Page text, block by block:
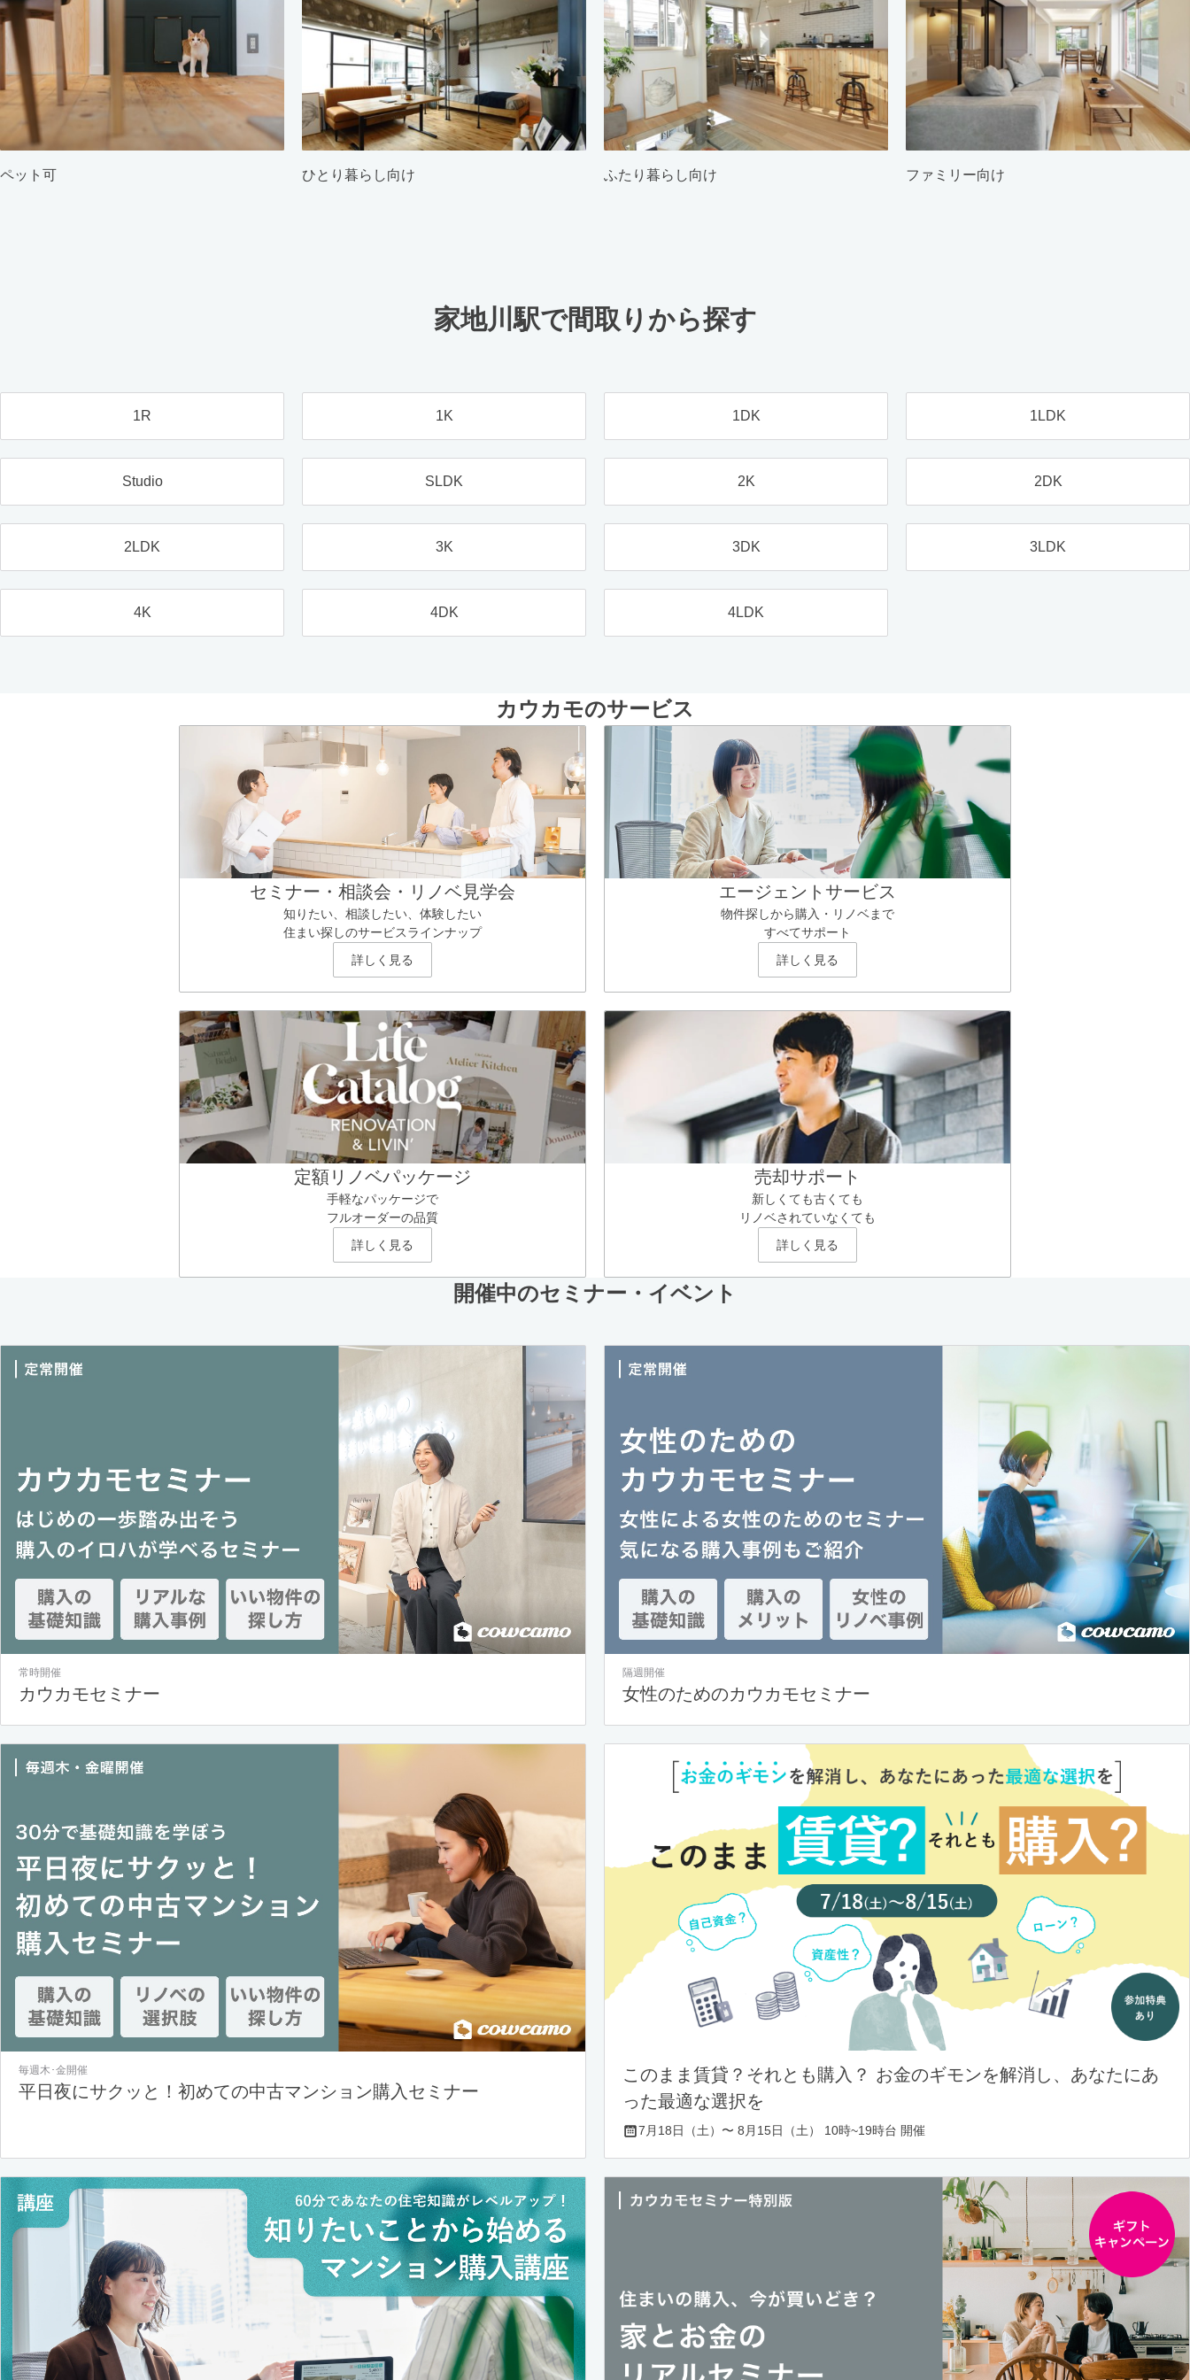
ペット可 ひとり暮らし向け ふたり暮らし向け ファミリー向け
家地川駅で間取りから探す
1R 1K 1DK 1LDK
Studio SLDK 2K 2DK
2LDK 3K 3DK 3LDK
4K 4DK 4LDK
カウカモのサービス
セミナー・相談会・リノベ見学会
知りたい、相談したい、体験したい
住まい探しのサービスラインナップ
詳しく見る
エージェントサービス
物件探しから購入・リノベまで
すべてサポート
詳しく見る
定額リノベパッケージ
手軽なパッケージで
フルオーダーの品質
詳しく見る
売却サポート
新しくても古くても
リノベされていなくても
詳しく見る
開催中のセミナー・イベント
常時開催
カウカモセミナー
隔週開催
女性のためのカウカモセミナー
毎週木･金開催
平日夜にサクッと！初めての中古マンション購入セミナー
このまま賃貸？それとも購入？ お金のギモンを解消し、あなたにあ
った最適な選択を
7月18日（土）〜 8月15日（土） 10時~19時台 開催